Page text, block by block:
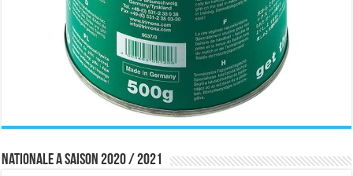
Nationale A saison 2020 / 2021